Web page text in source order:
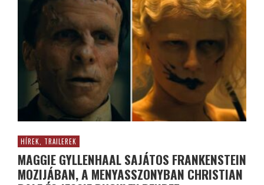
HÍREK, TRAILEREK
MAGGIE GYLLENHAAL SAJÁTOS FRANKENSTEIN
MOZIJÁBAN, A MENYASSZONYBAN CHRISTIAN